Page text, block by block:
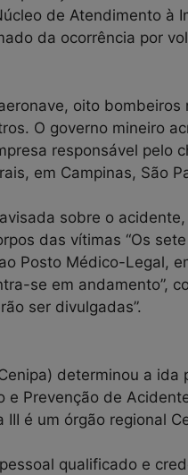
de Atendimento à
da ocorrência por
oito bombeiros
O governo mineiro
responsável pelo
em Campinas, São
sobre o
das vítimas “Os
Posto Médico-Legal,
se em andamento”,
ser divulgadas”.
determinou a ida
e Prevenção de
é um órgão regional
qualificado e